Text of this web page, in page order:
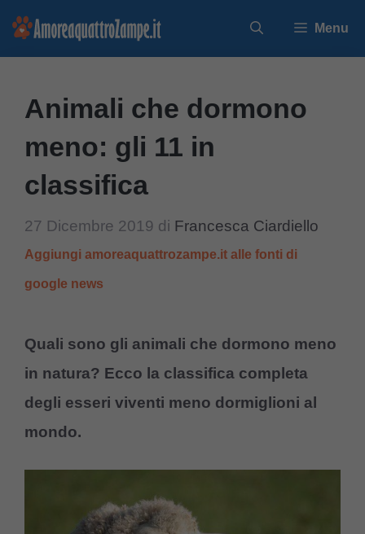
Vai
Menu
Animali che dormono
meno: gli 11 in
classifica
27 Dicembre 2019 di Francesca Ciardiello
Aggiungi amoreaquattrozampe.it alle fonti di
google news
Quali sono gli animali che dormono meno
in natura? Ecco la classifica completa
degli esseri viventi meno dormiglioni al
mondo.